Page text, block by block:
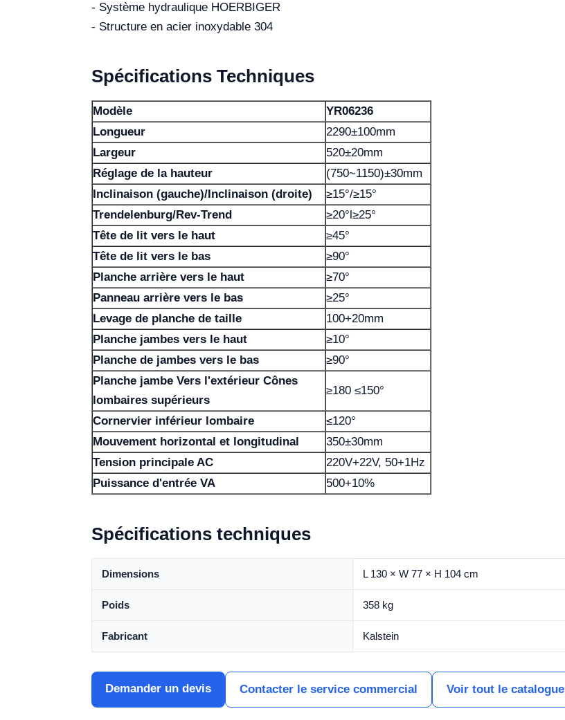
- Système hydraulique HOERBIGER
- Structure en acier inoxydable 304
Spécifications Techniques
Modèle
YR06236
Longueur
2290±100mm
Largeur
520±20mm
Réglage de la hauteur
(750~1150)±30mm
Inclinaison (gauche)/Inclinaison (droite)
≥15°/≥15°
Trendelenburg/Rev-Trend
≥20°l≥25°
Tête de lit vers le haut
≥45°
Tête de lit vers le bas
≥90°
Planche arrière vers le haut
≥70°
Panneau arrière vers le bas
≥25°
Levage de planche de taille
100+20mm
Planche jambes vers le haut
≥10°
Planche de jambes vers le bas
≥90°
Planche jambe Vers l'extérieur Cônes
lombaires supérieurs
≥180 ≤150°
Cornervier inférieur lombaire
≤120°
Mouvement horizontal et longitudinal
350±30mm
Tension principale AC
220V+22V, 50+1Hz
Puissance d'entrée VA
500+10%
Spécifications techniques
Dimensions L 130 × W 77 × H 104 cm
Poids 358 kg
Fabricant Kalstein
Demander un devis Contacter le service commercial Voir tout le catalogue